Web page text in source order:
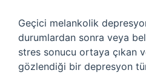
Geçici melankolik
durumlardan sonra veya
stres sonucu ortaya çıkan
gözlendiği bir depresyon